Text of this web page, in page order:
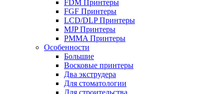
FDM Принтеры
FGF Принтеры
LCD/DLP Принтеры
MJP Принтеры
PMMA Принтеры
Особенности
Большие
Восковые принтеры
Два экструдера
Для стоматологии